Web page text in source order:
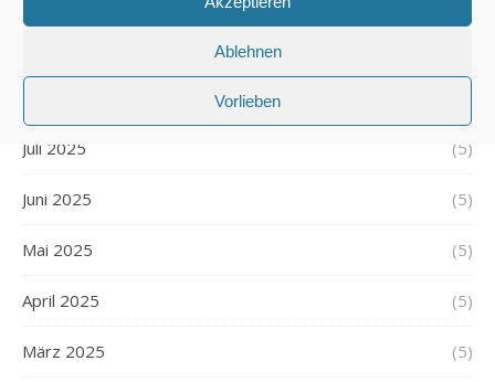
Ablehnen
Vorlieben
Juli 2025 (5)
Juni 2025 (5)
Mai 2025 (5)
April 2025 (5)
März 2025 (5)